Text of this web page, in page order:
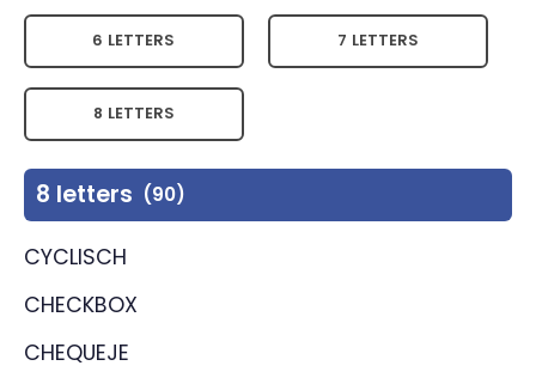
6 LETTERS 7 LETTERS
8 LETTERS
8 letters (90)
CYCLISCH
CHECKBOX
CHEQUEJE